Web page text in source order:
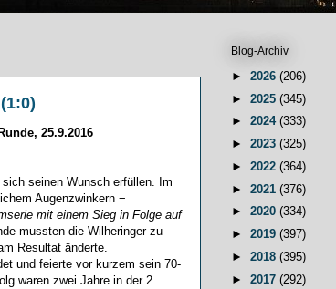
25.9.2016
seinen Wunsch erfüllen. Im
Augenzwinkern −
mit einem Sieg in Folge auf
mussten die Wilheringer zu
Resultat änderte.
und feierte vor kurzem sein 70-
waren zwei Jahre in der 2.
Blog-Archiv
► 2026 (206)
► 2025 (345)
► 2024 (333)
► 2023 (325)
► 2022 (364)
► 2021 (376)
► 2020 (334)
► 2019 (397)
► 2018 (395)
► 2017 (292)